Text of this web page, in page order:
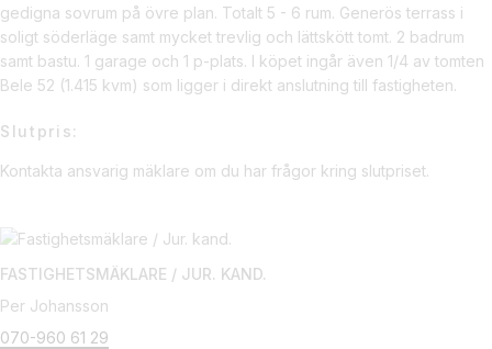
gedigna sovrum på övre plan. Totalt 5 - 6 rum. Generös terrass i
soligt söderläge samt mycket trevlig och lättskött tomt. 2 badrum
samt bastu. 1 garage och 1 p-plats. I köpet ingår även 1/4 av tomten
Bele 52 (1.415 kvm) som ligger i direkt anslutning till fastigheten.
Slutpris:
Kontakta ansvarig mäklare om du har frågor kring slutpriset.
FASTIGHETSMÄKLARE / JUR. KAND.
Per Johansson
070-960 61 29